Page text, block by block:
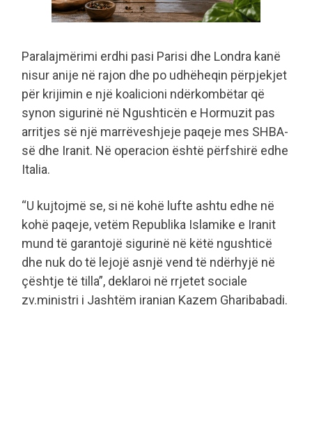
Paralajmërimi erdhi pasi Parisi dhe Londra kanë
nisur anije në rajon dhe po udhëheqin përpjekjet
për krijimin e një koalicioni ndërkombëtar që
synon sigurinë në Ngushticën e Hormuzit pas
arritjes së një marrëveshjeje paqeje mes SHBA-
së dhe Iranit. Në operacion është përfshirë edhe
Italia.
“U kujtojmë se, si në kohë lufte ashtu edhe në
kohë paqeje, vetëm Republika Islamike e Iranit
mund të garantojë sigurinë në këtë ngushticë
dhe nuk do të lejojë asnjë vend të ndërhyjë në
çështje të tilla”, deklaroi në rrjetet sociale
zv.ministri i Jashtëm iranian Kazem Gharibabadi.